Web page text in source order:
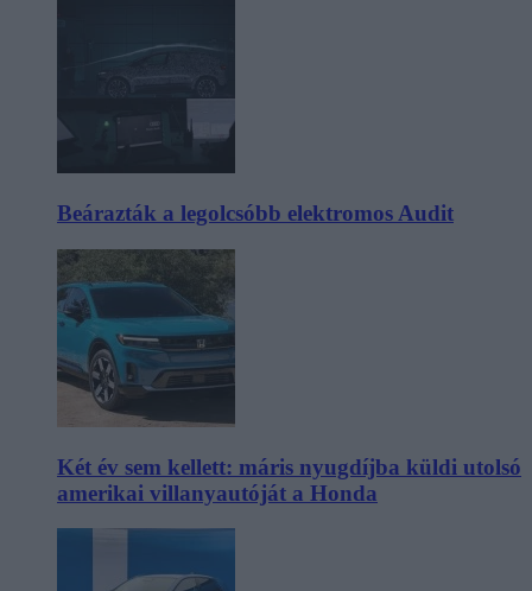
Beárazták a legolcsóbb elektromos Audit
Két év sem kellett: máris nyugdíjba küldi utolsó
amerikai villanyautóját a Honda